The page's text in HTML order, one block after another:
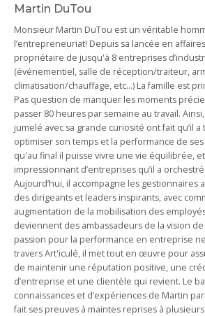
Martin DuTou
Monsieur Martin DuTou est un véritable
l’entrepreneuriat! Depuis sa lancée en
propriétaire de jusqu'à 8 entreprises
(événementiel, salle de réception/traiteur,
climatisation/chauffage, etc...) La famille est
Pas question de manquer les moments
passer 80 heures par semaine au travail.
jumelé avec sa grande curiosité ont fait qu’il
optimiser son temps et la performance de
qu'au final il puisse vivre une vie équilibrée,
impressionnant d’entreprises qu’il a
Aujourd’hui, il accompagne les gestionnaires
des dirigeants et leaders inspirants, avec
augmentation de la mobilisation des
deviennent des ambassadeurs de la vision de
passion pour la performance en entreprise ne
travers Art'iculé, il met tout en œuvre pour
de maintenir une réputation positive, une
d’entreprise et une clientèle qui revient. Le
connaissances et d’expériences de Martin
fait ses preuves à maintes reprises à